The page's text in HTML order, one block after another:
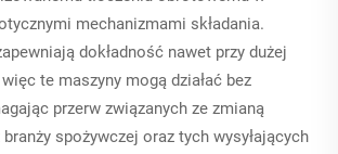
mechanizmami składania.
dokładność nawet przy dużej
te maszyny mogą działać bez
przerw związanych ze zmianą
spożywczej oraz tych wysyłających